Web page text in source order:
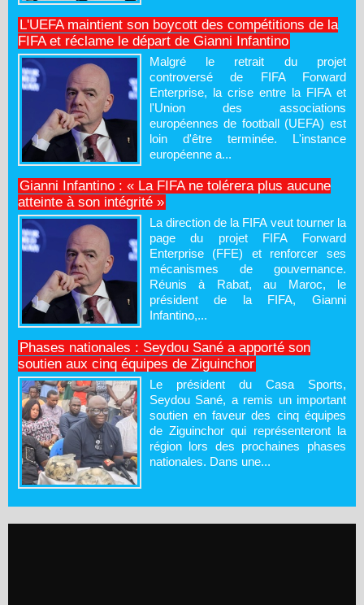
L'UEFA maintient son boycott des compétitions de la
FIFA et réclame le départ de Gianni Infantino
Malgré le retrait du projet
controversé de FIFA Forward
Enterprise, la crise entre la FIFA et
l'Union des associations
européennes de football (UEFA) est
loin d'être terminée. L'instance
européenne a...
Gianni Infantino : « La FIFA ne tolérera plus aucune
atteinte à son intégrité »
La direction de la FIFA veut tourner la
page du projet FIFA Forward
Enterprise (FFE) et renforcer ses
mécanismes de gouvernance.
Réunis à Rabat, au Maroc, le
président de la FIFA, Gianni
Infantino,...
Phases nationales : Seydou Sané a apporté son
soutien aux cinq équipes de Ziguinchor
Le président du Casa Sports,
Seydou Sané, a remis un important
soutien en faveur des cinq équipes
de Ziguinchor qui représenteront la
région lors des prochaines phases
nationales. Dans une...